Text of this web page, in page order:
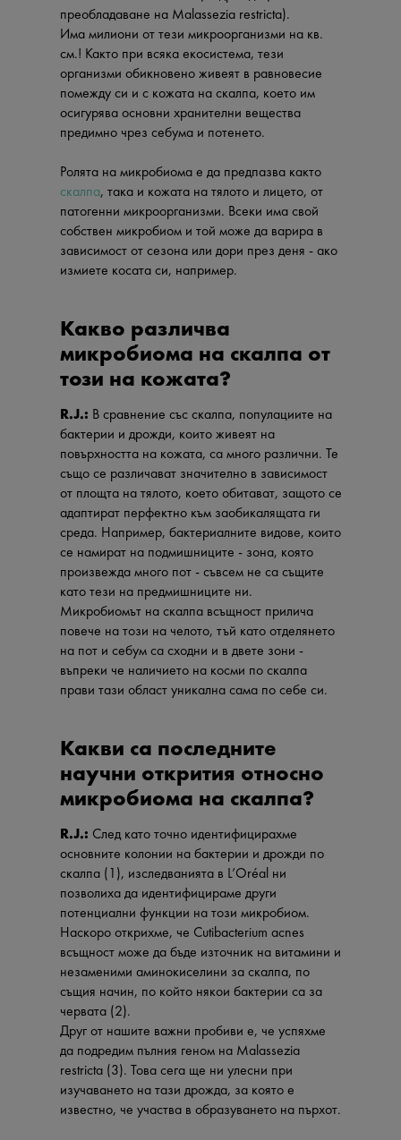
преобладаване на Malassezia restricta).
Има милиони от тези микроорганизми на кв.
см.! Както при всяка екосистема, тези
организми обикновено живеят в равновесие
помежду си и с кожата на скалпа, което им
осигурява основни хранителни вещества
предимно чрез себума и потенето.
Ролята на микробиома е да предпазва както
скалпа, така и кожата на тялото и лицето, от
патогенни микроорганизми. Всеки има свой
собствен микробиом и той може да варира в
зависимост от сезона или дори през деня - ако
измиете косата си, например.
Какво различва
микробиома на скалпа от
този на кожата?
R.J.: В сравнение със скалпа, популациите на
бактерии и дрожди, които живеят на
повърхността на кожата, са много различни. Те
също се различават значително в зависимост
от площта на тялото, което обитават, защото се
адаптират перфектно към заобикалящата ги
среда. Например, бактериалните видове, които
се намират на подмишниците - зона, която
произвежда много пот - съвсем не са същите
като тези на предмишниците ни.
Микробиомът на скалпа всъщност прилича
повече на този на челото, тъй като отделянето
на пот и себум са сходни и в двете зони -
въпреки че наличието на косми по скалпа
прави тази област уникална сама по себе си.
Какви са последните
научни открития относно
микробиома на скалпа?
R.J.: След като точно идентифицирахме
основните колонии на бактерии и дрожди по
скалпа (1), изследванията в L’Oréal ни
позволиха да идентифицираме други
потенциални функции на този микробиом.
Наскоро открихме, че Cutibacterium acnes
всъщност може да бъде източник на витамини и
незаменими аминокиселини за скалпа, по
същия начин, по който някои бактерии са за
червата (2).
Друг от нашите важни пробиви е, че успяхме
да подредим пълния геном на Malassezia
restricta (3). Това сега ще ни улесни при
изучаването на тази дрожда, за която е
известно, че участва в образуването на пърхот.